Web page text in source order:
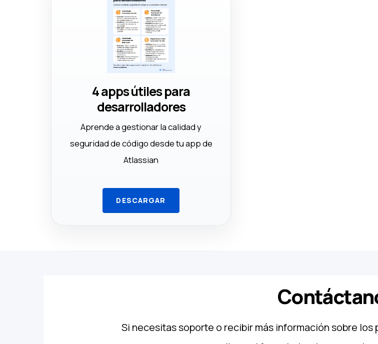
4 apps útiles para
desarrolladores
Aprende a gestionar la calidad y
seguridad de código desde tu app de
Atlassian
DESCARGAR
Si necesitas soporte o recibir más información sobre